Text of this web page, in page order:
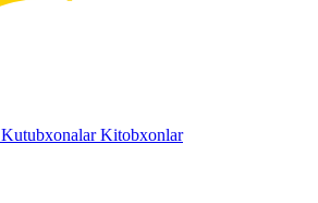
KutubxonalarKitobxonlar